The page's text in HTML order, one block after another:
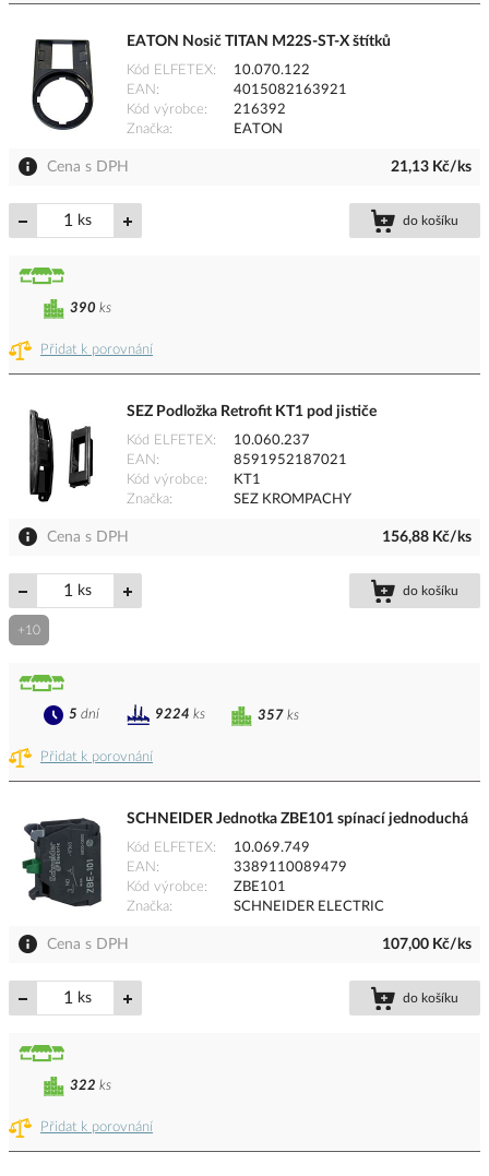
EATON Nosič TITAN M22S-ST-X štítků
Kód ELFETEX
10.070.122
EAN
4015082163921
Kód výrobce
216392
Značka
EATON
Cena s DPH 21,13 Kč/ks
ks do košíku
Přidat k porovnání
390 ks
SEZ Podložka Retrofit KT1 pod jističe
Kód ELFETEX
10.060.237
EAN
8591952187021
Kód výrobce
KT1
Značka
SEZ KROMPACHY
Cena s DPH 156,88 Kč/ks
ks do košíku
+10
Přidat k porovnání
357 ks
5 dní 9224 ks
SCHNEIDER Jednotka ZBE101 spínací jednoduchá
Kód ELFETEX
10.069.749
EAN
3389110089479
Kód výrobce
ZBE101
Značka
SCHNEIDER ELECTRIC
Cena s DPH 107,00 Kč/ks
ks do košíku
Přidat k porovnání
322 ks